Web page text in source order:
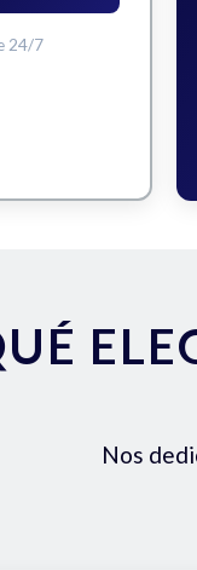
24/7
Nos